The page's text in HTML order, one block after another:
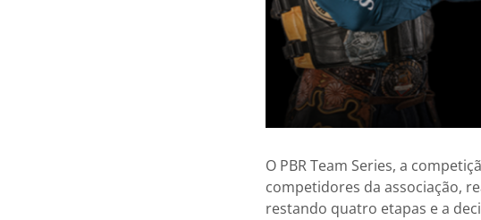
O PBR Team Series, a
competidores da associação,
restando quatro etapas e a